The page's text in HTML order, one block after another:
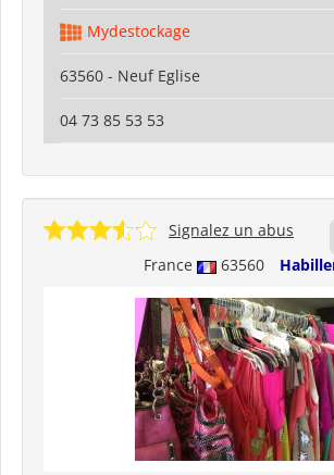
Mydestockage
63560 - Neuf Eglise
04 73 85 53 53
France 63560
Signalez un abus